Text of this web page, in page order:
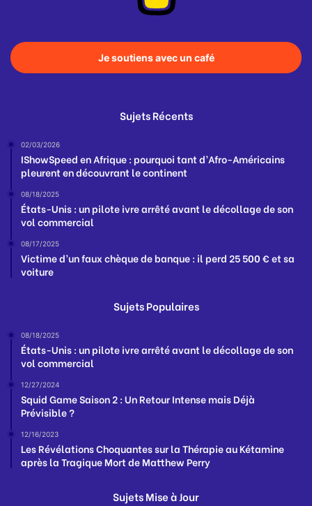
Je soutiens avec un café
Sujets Récents
02/03/2026
IShowSpeed en Afrique : pourquoi tant d’Afro-Américains
pleurent en découvrant le continent
08/18/2025
États-Unis : un pilote ivre arrêté avant le décollage de son
vol commercial
08/17/2025
Victime d’un faux chèque de banque : il perd 25 500 € et sa
voiture
Sujets Populaires
08/18/2025
États-Unis : un pilote ivre arrêté avant le décollage de son
vol commercial
12/27/2024
Squid Game Saison 2 : Un Retour Intense mais Déjà
Prévisible ?
12/16/2023
Les Révélations Choquantes sur la Thérapie au Kétamine
après la Tragique Mort de Matthew Perry
Sujets Mise à Jour